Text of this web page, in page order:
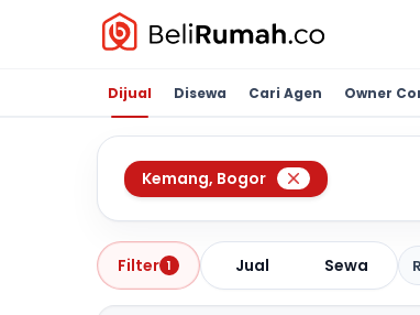
Dijual Disewa Cari Agen Owner
Kemang, Bogor
Filter 1 Jual Sewa